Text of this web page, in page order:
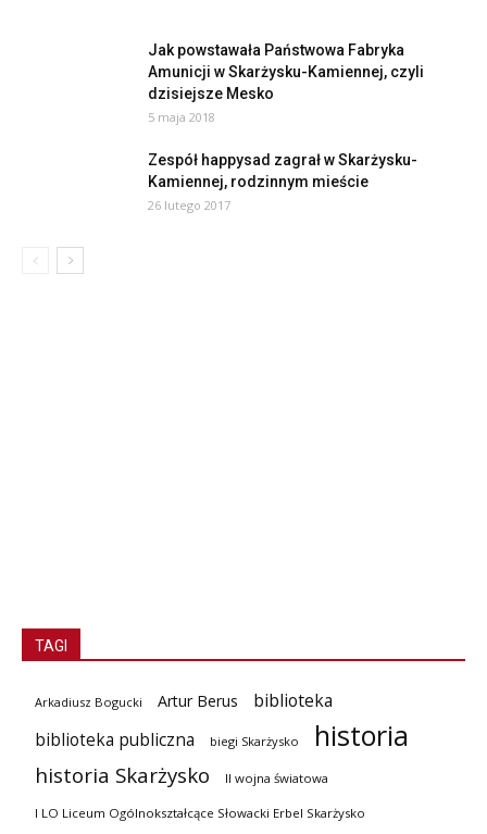
Jak powstawała Państwowa Fabryka
Amunicji w Skarżysku-Kamiennej, czyli
dzisiejsze Mesko
5 maja 2018
Zespół happysad zagrał w Skarżysku-
Kamiennej, rodzinnym mieście
26 lutego 2017
TAGI
Arkadiusz Bogucki Artur Berus
biblioteka
biblioteka publiczna
biegi Skarżysko historia
historia Skarżysko II wojna światowa
I LO Liceum Ogólnokształcące Słowacki Erbel Skarżysko